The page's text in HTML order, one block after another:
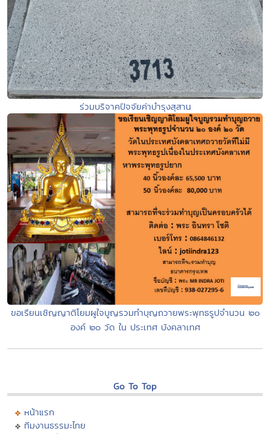
ร่วมบริจาคปัจจัยค่าบำรุงสุสาน
ขอเรียนเชิญญาติโยมผูใจบูญรวมทำบุญถวายพระพุทธรูปจำนวน ๒๐
องค์ ๒๐ วัด ใน ประเทศ บังคลาเทศ
Go To Top
หน้าแรก
ทีมงานธรรมะไทย